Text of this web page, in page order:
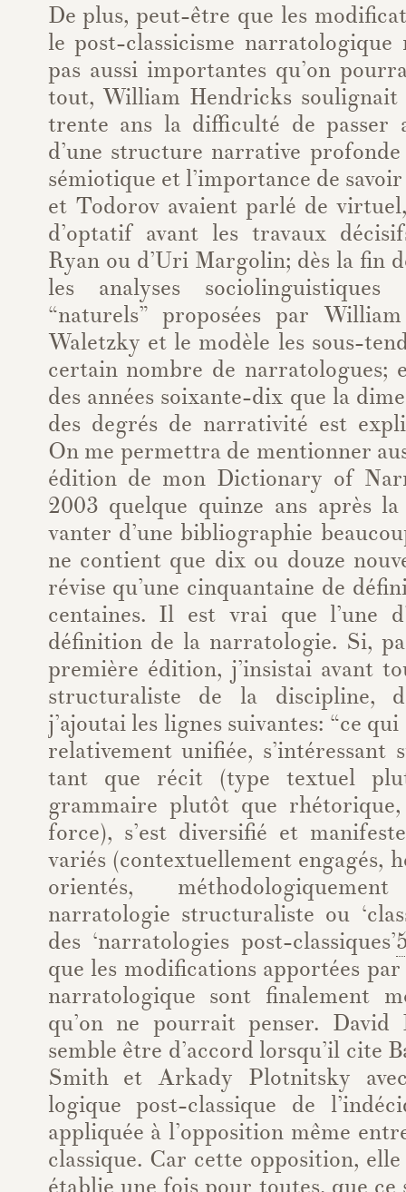
De plus, peut-être que les
le post-classicisme
pas aussi importantes qu’on
tout, William Hendricks
trente ans la difficulté de passer
d’une structure narrative
sémiotique et l’importance de
et Todorov avaient parlé de
d’optatif avant les travaux
Ryan ou d’Uri Margolin; dès la fin
les analyses
“naturels” proposées par
Waletzky et le modèle les sous-
certain nombre de narratologues;
des années soixante-dix que la
des degrés de narrativité est
On me permettra de mentionner
édition de mon Dictionary of
2003 quelque quinze ans après
vanter d’une bibliographie
ne contient que dix ou douze
révise qu’une cinquantaine de
centaines. Il est vrai que l’une
définition de la narratologie. Si,
première édition, j’insistai avant
structuraliste de la discipline,
j’ajoutai les lignes suivantes: “ce
relativement unifiée,
tant que récit (type textuel
grammaire plutôt que
force), s’est diversifié et
variés (contextuellement engagés,
orientés,
narratologie structuraliste ou
des ‘narratologies post-classiques’
que les modifications apportées
narratologique sont finalement
qu’on ne pourrait penser. David
semble être d’accord lorsqu’il cite
Smith et Arkady Plotnitsky
logique post-classique de
appliquée à l’opposition même
classique. Car cette opposition,